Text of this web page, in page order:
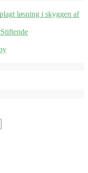
løsning i skyggen af